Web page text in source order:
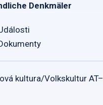
Denkmäler
kultura/Volkskultur AT–